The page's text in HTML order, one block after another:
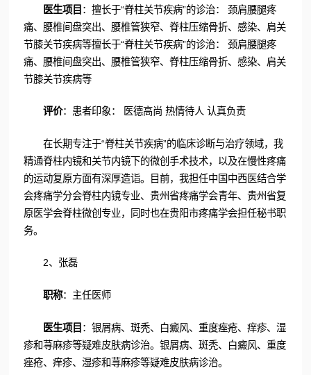
医生项目 ：擅长于“脊柱关节疾病”的诊治： 颈肩腰腿疼
痛、腰椎间盘突出、腰椎管狭窄、脊柱压缩骨折、感染、肩关
节膝关节疾病等擅长于“脊柱关节疾病”的诊治： 颈肩腰腿疼
痛、腰椎间盘突出、腰椎管狭窄、脊柱压缩骨折、感染、肩关
节膝关节疾病等
评价：患者印象： 医德高尚 热情待人 认真负责
在长期专注于“脊柱关节疾病”的临床诊断与治疗领域，我
精通脊柱内镜和关节内镜下的微创手术技术，以及在慢性疼痛
的运动复原方面有深厚造诣。目前，我担任中国中西医结合学
会疼痛学分会脊柱内镜专业、贵州省疼痛学会青年、贵州省复
原医学会脊柱微创专业，同时也在贵阳市疼痛学会担任秘书职
务。
2、张磊
职称：主任医师
医生项目 ：银屑病、斑秃、白癜风、重度痤疮、痒疹、湿
疹和荨麻疹等疑难皮肤病诊治。银屑病、斑秃、白癜风、重度
痤疮、痒疹、湿疹和荨麻疹等疑难皮肤病诊治。